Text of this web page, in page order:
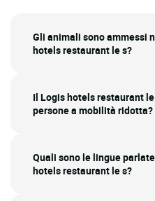
Gli animali sono ammessi
hotels restaurant le s?
Il Logis hotels restaurant
persone a mobilità ridotta?
Quali sono le lingue
hotels restaurant le s?